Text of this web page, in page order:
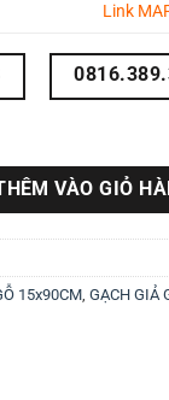
Link
15X90
VÀO GIỎ
15x90CM, GẠCH GIẢ